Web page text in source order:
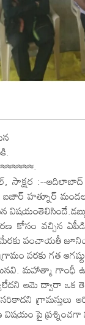
సాక్షర :--ఆదిలాబాద్
బజార్ హత్నూర్
కోసం వచ్చిన
పంచాయతీ
వరకు గత
మహాత్మా గాంధీ
ఆమె ద్వారా ఒక
విషయం పై